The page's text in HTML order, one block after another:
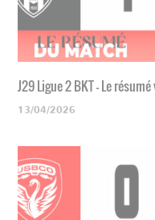
J29 Ligue 2 BKT - Le
13/04/2026